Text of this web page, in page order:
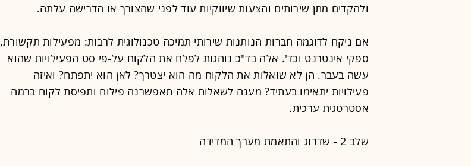
ולהקדים מתן שירותים והצעות שיווקיות עוד לפני שהצורך או הדרישה עלתה.
אם ניקח לדוגמה חברות הנותנות שירותי תמיכה טכנולוגית לרבות: מפעילות תקשורת,
ספקי אינטרנט וכד'. אלה בד"כ נוהגות לפלח את הלקוח על-פי סט הפעילויות שהוא
עשה בעבר. הן לא שואלות את הלקוח מה הוא יצטרך? לאן הוא יתפתח? ואיזה
פעילויות יתאימו בעתיד? מענה לשאלות אלה תאפשרנה פילוח ותפיסת לקוח ברמה
אסטרטגית ערכית.
שלב 2 - שדרוג והתאמת מערך המדידה